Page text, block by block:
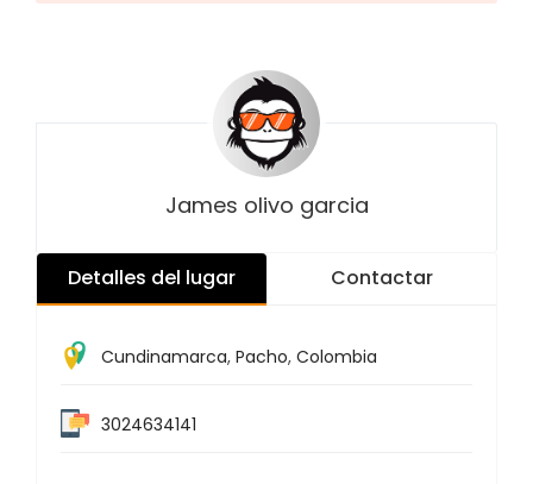
James olivo garcia
Detalles del lugar Contactar
Cundinamarca, Pacho, Colombia
3024634141